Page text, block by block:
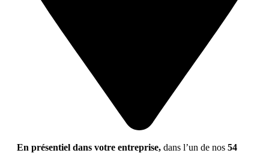
En présentiel dans votre entreprise, dans l’un de nos 54